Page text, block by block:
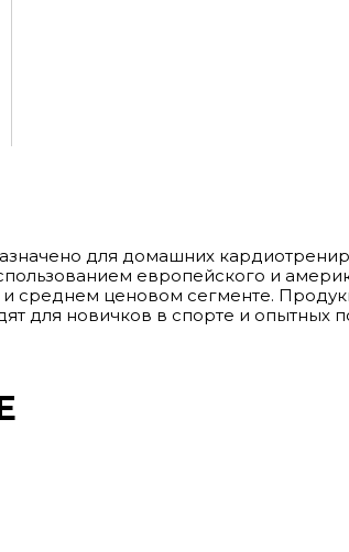
для домашних
европейского и
среднем ценовом сегменте.
для новичков в спорте и опытных